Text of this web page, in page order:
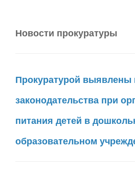
Новости прокуратуры
Прокуратурой выявлены
законодательства при
питания детей в
образовательном